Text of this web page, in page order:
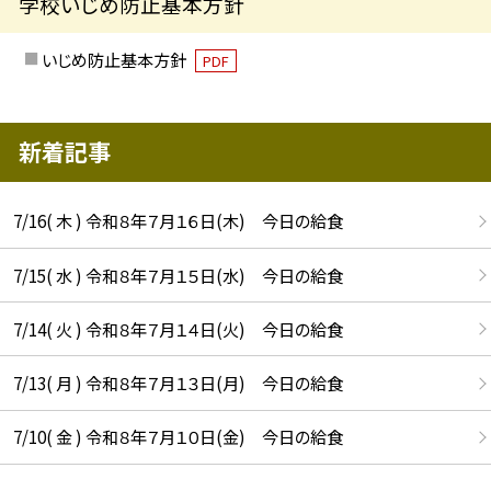
いじめ防止基本方針 PDF
新着記事
7/16( 木 ) 令和８年７月１６日(木) 今日の給食
7/15( 水 ) 令和８年７月１５日(水) 今日の給食
7/14( 火 ) 令和８年７月１４日(火) 今日の給食
7/13( 月 ) 令和８年７月１３日(月) 今日の給食
7/10( 金 ) 令和８年７月１０日(金) 今日の給食